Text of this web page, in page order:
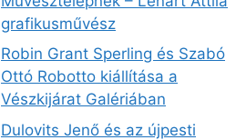
grafikusművész
Robin Grant Sperling és Szabó
Ottó Robotto kiállítása a
Vészkijárat Galériában
Dulovits Jenő és az újpesti